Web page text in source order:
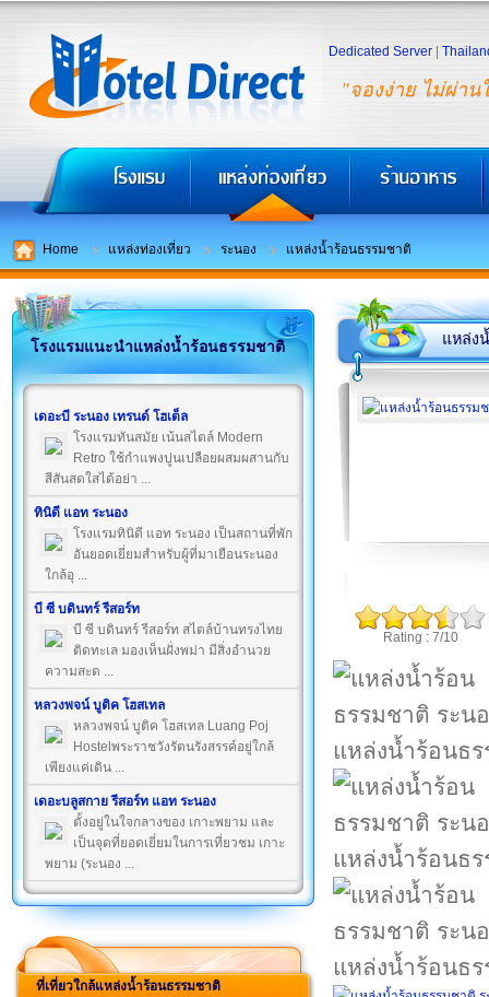
"จองง่าย ไม่ผ่าน
Dedicated Server
Home แหล่งท่องเที่ยว ระนอง แหล่งน้ำร้อนธรรมชาติ
โรงแรมแนะนำแหล่งน้ำร้อนธรรมชาติ
เดอะบี ระนอง เทรนด์ โฮเต็ล
โรงแรมทันสมัย เน้นสไตล์ Modern
Retro ใช้กำแพงปูนเปลือยผสมผสานกับ
สีสันสดใสได้อย่า ...
ทินิดี แอท ระนอง
โรงแรมทินิดี แอท ระนอง เป็นสถานที่พัก
อันยอดเยี่ยมสำหรับผู้ที่มาเยือนระนอง
ใกล้อุ ...
บี ซี บดินทร์ รีสอร์ท
บี ซี บดินทร์ รีสอร์ท สไตล์บ้านทรงไทย
ติดทะเล มองเห็นฝั่งพม่า มีสิ่งอำนวย
ความสะด ...
หลวงพจน์ บูติค โฮสเทล
หลวงพจน์ บูติค โฮสเทล Luang Poj
Hostelพระราชวังรัตนรังสรรค์อยู่ใกล้
เพียงแค่เดิน ...
เดอะบลูสกาย รีสอร์ท แอท ระนอง
ตั้งอยู่ในใจกลางของ เกาะพยาม และ
เป็นจุดที่ยอดเยี่ยมในการเที่ยวชม เกาะ
พยาม (ระนอง ...
ที่เที่ยวใกล้แหล่งน้ำร้อนธรรมชาติ
แหล่ง
Rating : 7/10
แหล่งน้ำร้อนธ
แหล่งน้ำร้อนธ
แหล่งน้ำร้อนธ